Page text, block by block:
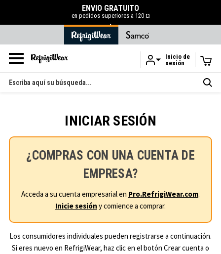
Ir al contenido principal
ENVÍO GRATUITO
en pedidos superiores a 120 ¤
.
Inicio de
sesión
Buscar
en
INICIAR SESIÓN
¿COMPRAS CON UNA CUENTA DE
EMPRESA?
Acceda a su cuenta empresarial en Pro.RefrigiWear.com.
Inicie sesión y comience a comprar.
Los consumidores individuales pueden registrarse a continuación.
Si eres nuevo en RefrigiWear, haz clic en el botón Crear cuenta o